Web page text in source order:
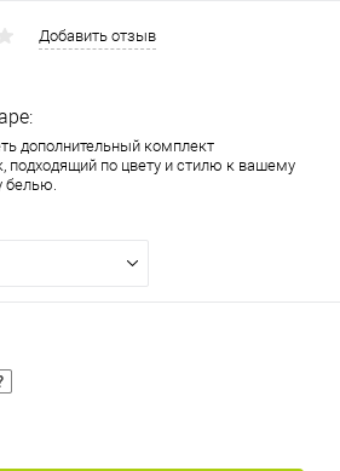
Добавить отзыв
дополнительный комплект
подходящий по цвету и стилю к вашему
белью.